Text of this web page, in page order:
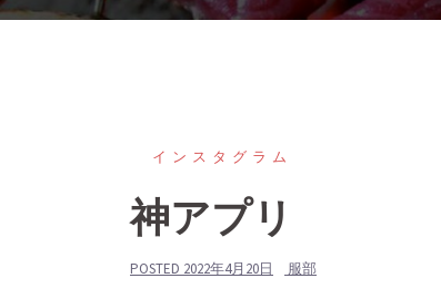
インスタグラム
神アプリ
POSTED 2022年4月20日 服部